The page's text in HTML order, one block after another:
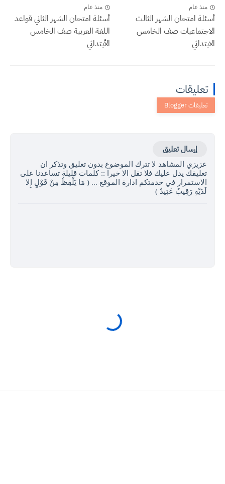
منذ عام
أسئلة امتحان الشهر الثالث
الاجتماعيات صف الخامس
الابتدائي
منذ عام
أسئلة امتحان الشهر الثاني قواعد
اللغة العربية صف الخامس
الأبتدائي
تعليقات
إرسال تعليق
عزيزي المشاهد لا تترك الموضوع بدون تعليق وتذكر ان
تعليقك يدل عليك فلا تقل الا خيرا :: كلمات قليلة تساعدنا على
الاستمرار في خدمتكم ادارة الموقع ... ( مَا يَلْفِظُ مِنْ قَوْلٍ إِلا
لَدَيْهِ رَقِيبٌ عَتِيدٌ )